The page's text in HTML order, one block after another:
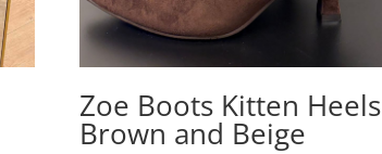
Zoe Boots Kitten Heels
Brown and Beige